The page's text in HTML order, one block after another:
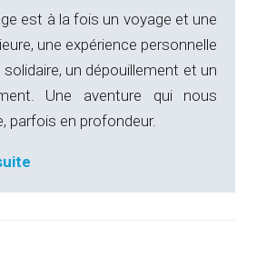
est à la fois un voyage et une
une expérience personnelle
un dépouillement et un
Une aventure qui nous
parfois en profondeur.